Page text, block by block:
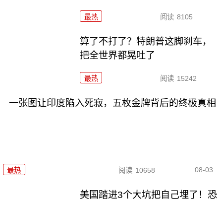
最热 阅读 8105
算了不打了？特朗普这脚刹车，
把全世界都晃吐了
最热 阅读 15242
一张图让印度陷入死寂，五枚金牌背后的终极真相
最热 阅读 10658 08-03
美国踏进3个大坑把自己埋了！恐